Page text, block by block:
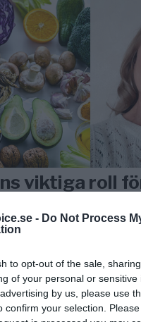
- Do Not Process
to opt-out of the sale,
of your personal or
by us, please use
confirm your selection.
viktiga roll